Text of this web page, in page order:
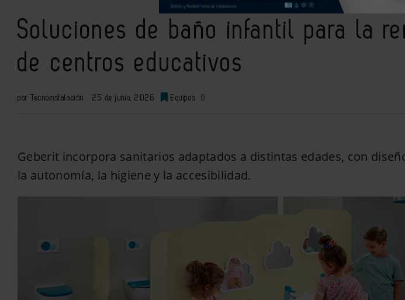
Soluciones de baño infantil para la
de centros educativos
por Tecnoinstalación 25 de junio, 2026 Equipos 0
Geberit incorpora sanitarios adaptados a distintas edades, con
la autonomía, la higiene y la accesibilidad.